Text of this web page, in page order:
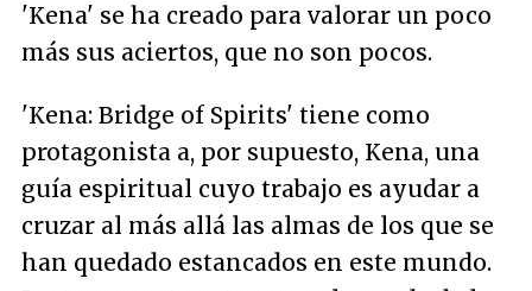
'Kena' se ha creado para valorar un poco
más sus aciertos, que no son pocos.
'Kena: Bridge of Spirits' tiene como
protagonista a, por supuesto, Kena, una
guía espiritual cuyo trabajo es ayudar a
cruzar al más allá las almas de los que se
han quedado estancados en este mundo.